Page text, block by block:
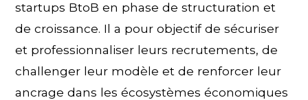
startups BtoB en phase de structuration et
de croissance. Il a pour objectif de sécuriser
et professionnaliser leurs recrutements, de
challenger leur modèle et de renforcer leur
ancrage dans les écosystèmes économiques